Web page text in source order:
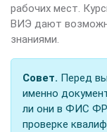
рабочих мест.
ВИЭ дают
знаниями.
Совет. Перед
именно
ли они в ФИС
проверке